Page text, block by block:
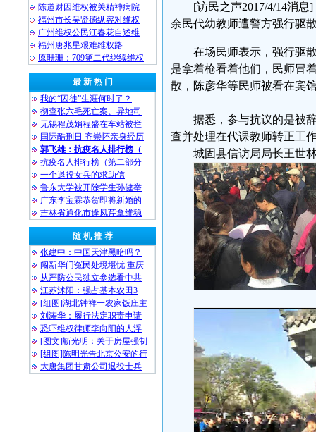
陈道财因维权被关精神病院
福州市长吴贤德纵容对维权
广州维权公民江春花自述维
福州唐兆星艰难维权路
原珊珊：709第二代继续维权
最 新 热 门
我的“囚徒”生涯何时了？
彻查张六毛死亡案、异地司
无锡程茂娟程盛在车站被拦
国际酷刑日 齐崇怀亲身经历
郭飞雄：抗疫名人排行榜（
抗疫名人排行榜（第二部分
一个退役女兵的求助信
鲁东大学被开除学生孙健举
广东李宝霖恭贺即将新婚的
吉林省通化市逢凤芹拿维稳
随 机 推 荐
张建中：中国天津黑暗吗？
闯新华门冤民处境堪忧 重庆
从严防公民独立参选看中共
江苏沭阳：强占基本农田3
[组图]湖北钟祥一农家饭庄主
刘涛华：履行法定职责申请
恐吓维权律师李向阳的人浮
[图文]靳光明：关于房屋强制
[组图]陈明光告北京公安的行
大唐集团甘肃公司退役士兵
[访民之声2017/4/14消
余民代幼教师遭警方强行驱
在场民师表示，强行驱
是拿着枪看着他们，民师冒
散，陈彦华等民师被看在宾
据悉，参与抗议的是被
查并处理在代课教师转正工
城固县信访局局长王世